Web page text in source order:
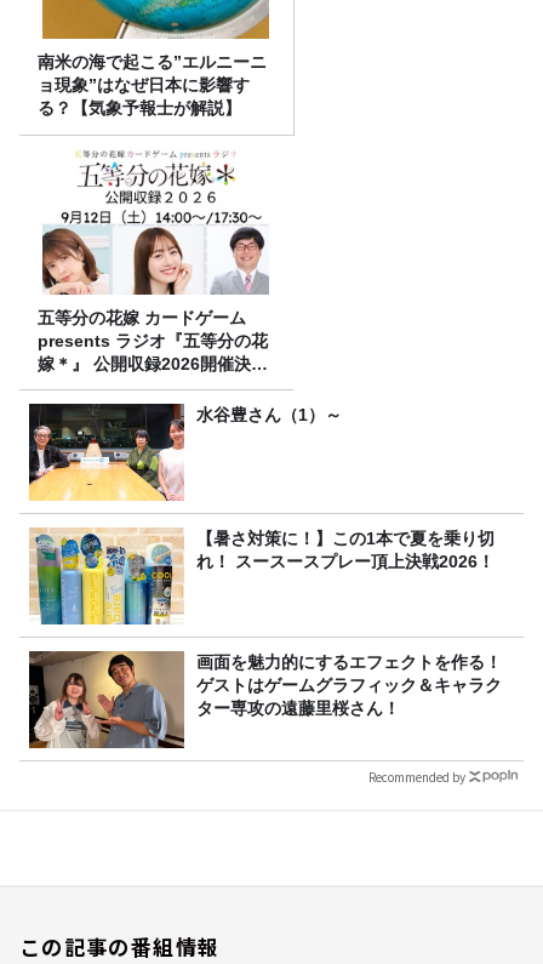
南米の海で起こる”エルニーニ
ョ現象”はなぜ日本に影響す
る？【気象予報士が解説】
五等分の花嫁 カードゲーム
presents ラジオ『五等分の花
嫁＊』 公開収録2026開催決
定！
水谷豊さん（1）～
【暑さ対策に！】この1本で夏を乗り切
れ！ スースースプレー頂上決戦2026！
画面を魅力的にするエフェクトを作る！
ゲストはゲームグラフィック＆キャラク
ター専攻の遠藤里桜さん！
Recommended by
この記事の番組情報